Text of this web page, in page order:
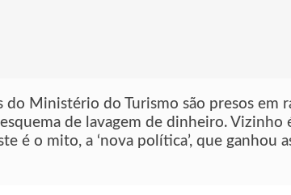
Ministério do Turismo são presos em
de lavagem de dinheiro.
é o mito, a ‘nova política’, que ganhou